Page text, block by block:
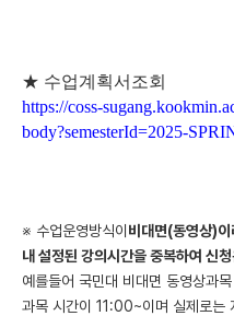
★ 수업계획서조회
https://coss-
body?semesterId=2025-
※ 수업운영방식이 비대면(동영상)
내 설정된 강의시간을 중복하여 신
예를들어 국민대 비대면 동영상과
과목 시간이 11:00~이며 실제로는